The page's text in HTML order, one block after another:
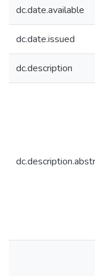
dc.date.available
dc.date.issued
dc.description